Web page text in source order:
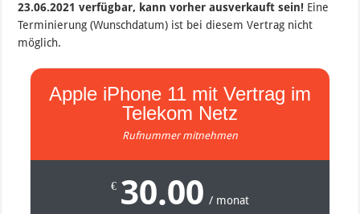
23.06.2021 verfügbar, kann vorher ausverkauft sein! Eine
Terminierung (Wunschdatum) ist bei diesem Vertrag nicht
möglich.
Apple iPhone 11 mit Vertrag im
Telekom Netz
Rufnummer mitnehmen
€ 30.00 / monat